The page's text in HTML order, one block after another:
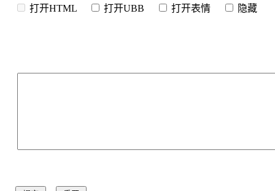
打开HTML 打开UBB 打开表情 隐